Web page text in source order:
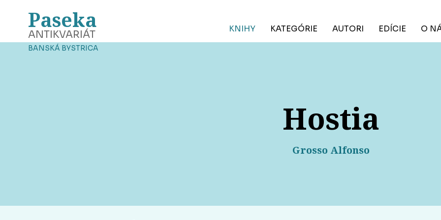
Paseka
ANTIKVARIÁT
BANSKÁ BYSTRICA
KNIHY KATEGÓRIE AUTORI EDÍCIE O
Hostia
Grosso Alfonso